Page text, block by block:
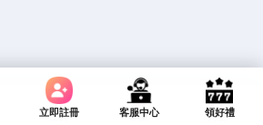
算
工具
欄
專欄
人
人物
立即註冊 客服中心 領好禮